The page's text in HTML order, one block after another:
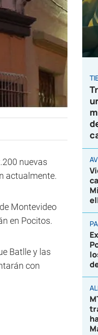
nuevas
actualmente.
Montevideo
en Pocitos.
Batlle y las
con